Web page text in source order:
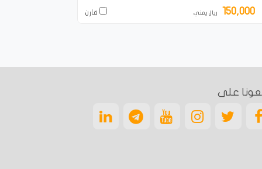
150,000 ريال يمني قارن
على